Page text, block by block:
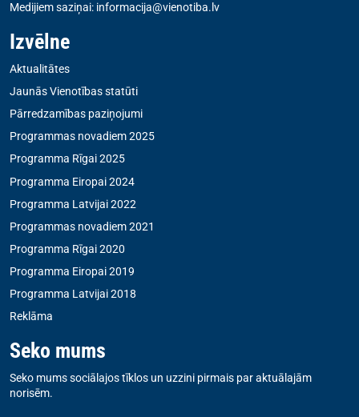
Medijiem saziņai: informacija@vienotiba.lv
Izvēlne
Aktualitātes
Jaunās Vienotības statūti
Pārredzamības paziņojumi
Programmas novadiem 2025
Programma Rīgai 2025
Programma Eiropai 2024
Programma Latvijai 2022
Programmas novadiem 2021
Programma Rīgai 2020
Programma Eiropai 2019
Programma Latvijai 2018
Reklāma
Seko mums
Seko mums sociālajos tīklos un uzzini pirmais par aktuālajām
norisēm.